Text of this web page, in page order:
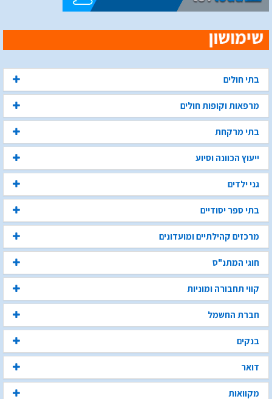
בתי חולים
מרפאות וקופות חולים
בתי מרקחת
ייעוץ הכוונה וסיוע
גני ילדים
בתי ספר יסודיים
מרכזים קהילתיים ומועדונים
חוגי המתנ"ס
קווי תחבורה ומוניות
חברת החשמל
בנקים
דואר
מקוואות